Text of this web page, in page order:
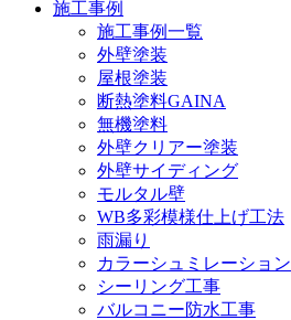
施工事例
施工事例一覧
外壁塗装
屋根塗装
断熱塗料GAINA
無機塗料
外壁クリアー塗装
外壁サイディング
モルタル壁
WB多彩模様仕上げ工法
雨漏り
カラーシュミレーション
シーリング工事
バルコニー防水工事